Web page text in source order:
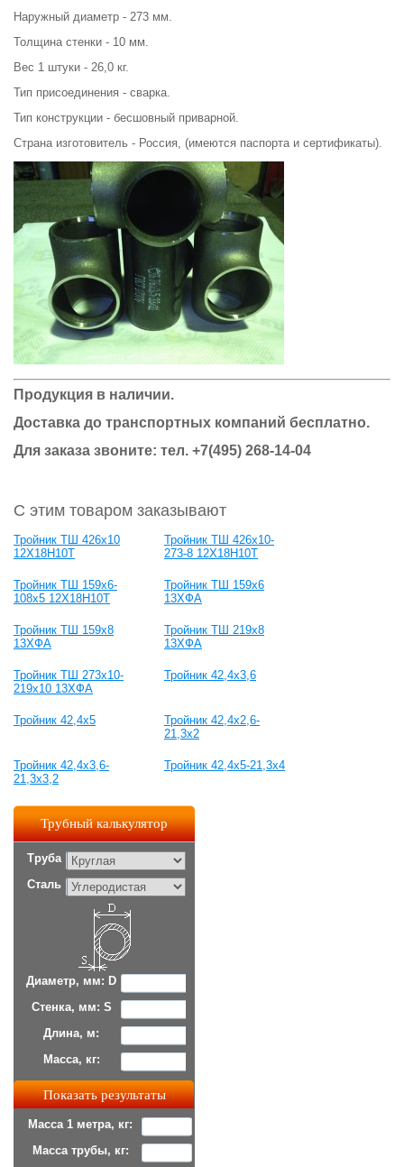
Наружный диаметр - 273 мм.
Толщина стенки - 10 мм.
Вес 1 штуки - 26,0 кг.
Тип присоединения - сварка.
Тип конструкции - бесшовный приварной.
Страна изготовитель - Россия, (имеются паспорта и сертификаты).
Продукция в наличии.
Доставка до транспортных компаний бесплатно.
Для заказа звоните: тел. +7(495) 268-14-04
С этим товаром заказывают
Тройник ТШ 426х10
12Х18Н10Т
Тройник ТШ 426х10-
273-8 12Х18Н10Т
Тройник ТШ 159х6-
108х5 12Х18Н10Т
Тройник ТШ 159х6
13ХФА
Тройник ТШ 159х8
13ХФА
Тройник ТШ 219х8
13ХФА
Тройник ТШ 273х10-
219х10 13ХФА
Тройник 42,4x3,6
Тройник 42,4x5
Тройник 42,4x2,6-
21,3x2
Тройник 42,4x3,6-
21,3x3,2
Тройник 42,4x5-21,3x4
Трубный калькулятор
Труба
Сталь
Диаметр, мм: D
Стенка, мм: S
Длина, м:
Масса, кг:
Масса 1 метра, кг:
Масса трубы, кг: